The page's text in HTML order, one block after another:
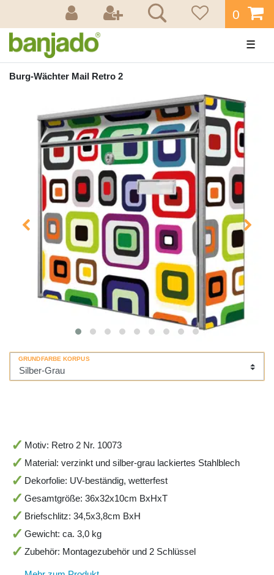
0
☰
Burg-Wächter Mail Retro 2
GRUNDFARBE KORPUS
Motiv: Retro 2 Nr. 10073
Material: verzinkt und silber-grau lackiertes Stahlblech
Dekorfolie: UV-beständig, wetterfest
Gesamtgröße: 36x32x10cm BxHxT
Briefschlitz: 34,5x3,8cm BxH
Gewicht: ca. 3,0 kg
Zubehör: Montagezubehör und 2 Schlüssel